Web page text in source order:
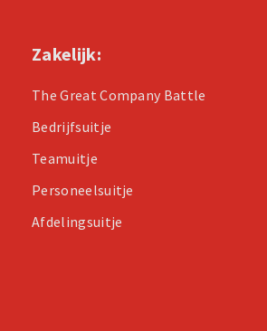
Zakelijk:
The Great Company Battle
Bedrijfsuitje
Teamuitje
Personeelsuitje
Afdelingsuitje